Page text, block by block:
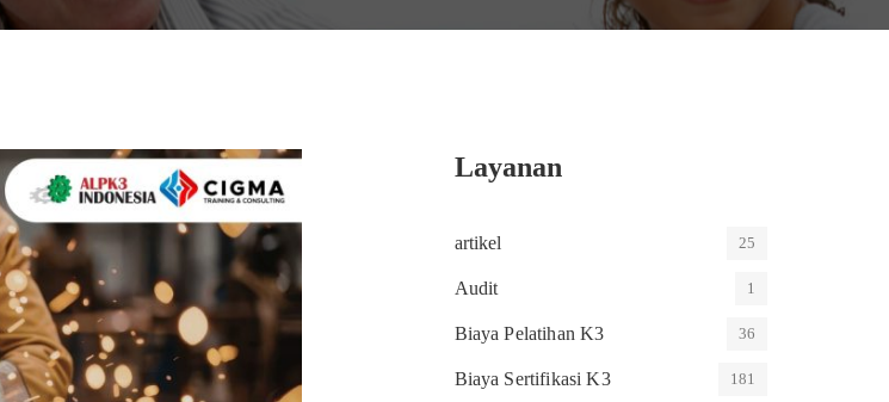
Layanan
artikel 25
Audit 1
Biaya Pelatihan K3 36
Biaya Sertifikasi K3 181